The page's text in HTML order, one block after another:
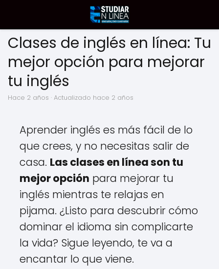
Clases de inglés en línea: Tu
mejor opción para mejorar
tu inglés
hace 2 años · Actualizado hace 2 años
Aprender inglés es más fácil de lo
que crees, y no necesitas salir de
casa. Las clases en línea son tu
mejor opción para mejorar tu
inglés mientras te relajas en
pijama. ¿Listo para descubrir cómo
dominar el idioma sin complicarte
la vida? Sigue leyendo, te va a
encantar lo que viene.